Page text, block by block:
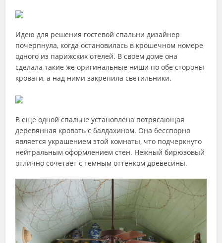
Идею для решения гостевой спальни дизайнер
почерпнула, когда остановилась в крошечном номере
одного из парижских отелей. В своем доме она
сделала такие же оригинальные ниши по обе стороны
кровати, а над ними закрепила светильники.
В еще одной спальне установлена потрясающая
деревянная кровать с балдахином. Она бесспорно
является украшением этой комнаты, что подчеркнуто
нейтральным оформлением стен. Нежный бирюзовый
отлично сочетает с темным оттенком древесины.